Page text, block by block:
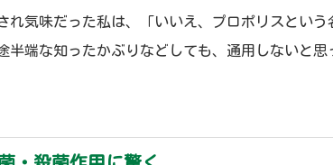
れ気味だった私は、「いいえ、プロポリスとい
半端な知ったかぶりなどしても、通用しないと思